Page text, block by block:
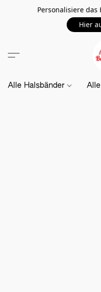
Personalisiere das
Hier
Alle Halsbänder